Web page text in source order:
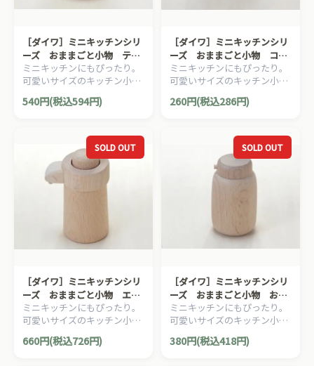
［ダイワ］ミニキッチンシリ
ーズ おままごと小物 ティ
ーポット
ミニキッチンにもぴったり。
可愛いサイズのキッチン小物
シリーズ。
540円(税込594円)
［ダイワ］ミニキッチンシリ
ーズ おままごと小物 コー
ヒーカップ
ミニキッチンにもぴったり。
可愛いサイズのキッチン小物
シリーズ。
260円(税込286円)
SOLD OUT
［ダイワ］ミニキッチンシリ
ーズ おままごと小物 エア
ポット
ミニキッチンにもぴったり。
可愛いサイズのキッチン小物
シリーズ。上部を指で押すと
本物のようにへこみます。
660円(税込726円)
SOLD OUT
［ダイワ］ミニキッチンシリ
ーズ おままごと小物 おし
ょうゆ
ミニキッチンにもぴったり。
可愛いサイズのキッチン小物
シリーズ。
380円(税込418円)